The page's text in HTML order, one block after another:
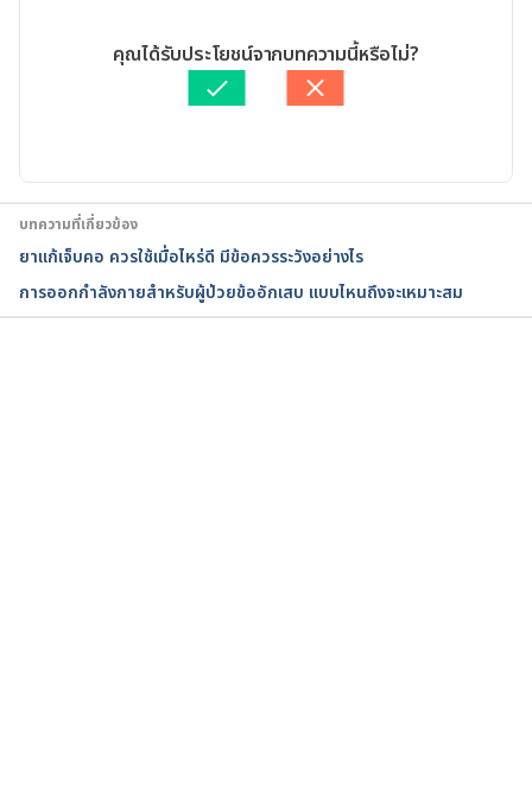
8697/probenecid-oral/details. Accessed April 9,
tml. Accessed April 9, 2018.
เขียนโดย พลอย วงษ์วิไล
ตรวจสอบข้อมูลทางการแพทย์โดยเภสัชกรวิสสุตา ชั้นประเสริฐ
Nattrakamol Chotevichean
คุณได้รับประโยชน์จากบทความนี้หรือไม่?
บทความที่เกี่ยวข้อง
ยาแก้เจ็บคอ ควรใช้เมื่อไหร่ดี มีข้อควรระวังอย่างไร
การออกกำลังกายสำหรับผู้ป่วยข้ออักเสบ แบบไหนถึงจะเหมาะสม